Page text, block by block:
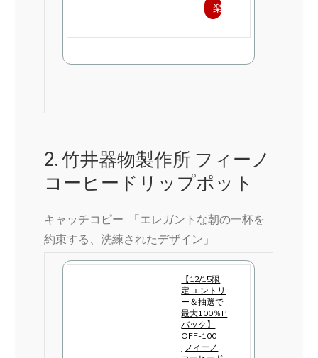
楽
2. 竹井器物製作所 フィーノ
コーヒードリップポット
キャッチコピー: 「エレガントな朝の一杯を
約束する、洗練されたデザイン」
【12/15限
定 エントリ
ー＆抽選で
最大100％P
バック】
OFF-100
[フィーノ